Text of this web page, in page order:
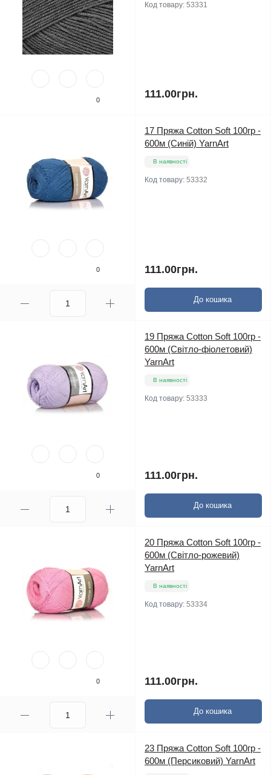
0
Код товару: 53331
111.00грн.
0
17 Пряжа Cotton Soft 100гр -
600м (Синій) YarnArt
В наявності
Код товару: 53332
111.00грн.
До кошика
0
19 Пряжа Cotton Soft 100гр -
600м (Світло-фіолетовий)
YarnArt
В наявності
Код товару: 53333
111.00грн.
До кошика
0
20 Пряжа Cotton Soft 100гр -
600м (Світло-рожевий)
YarnArt
В наявності
Код товару: 53334
111.00грн.
До кошика
23 Пряжа Cotton Soft 100гр -
600м (Персиковий) YarnArt